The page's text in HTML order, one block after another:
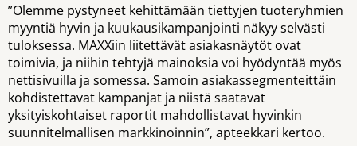
”Olemme pystyneet kehittämään tiettyjen tuoteryhmien
myyntiä hyvin ja kuukausikampanjointi näkyy selvästi
tuloksessa. MAXXiin liitettävät asiakasnäytöt ovat
toimivia, ja niihin tehtyjä mainoksia voi hyödyntää myös
nettisivuilla ja somessa. Samoin asiakassegmenteittäin
kohdistettavat kampanjat ja niistä saatavat
yksityiskohtaiset raportit mahdollistavat hyvinkin
suunnitelmallisen markkinoinnin”, apteekkari kertoo.